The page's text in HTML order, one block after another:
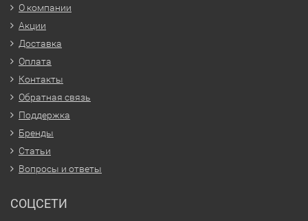
О компании
Акции
Доставка
Оплата
Контакты
Обратная связь
Поддержка
Бренды
Статьи
Вопросы и ответы
СОЦСЕТИ